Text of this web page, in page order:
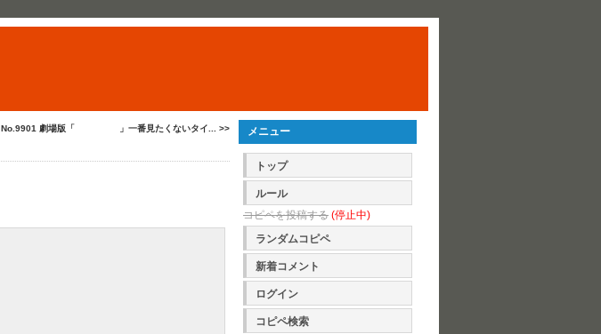
No.9901 劇場版「 」一番見たくないタイ... >> メニュー
トップ
ルール
コピペを投稿する (停止中)
ランダムコピペ
新着コメント
ログイン
コピペ検索